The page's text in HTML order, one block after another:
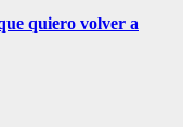
quiero volver a